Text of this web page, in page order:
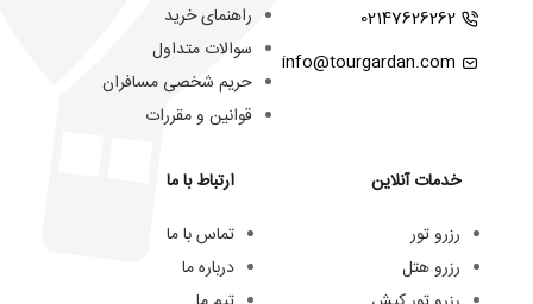
02147626262
info@tourgardan.com
خدمات آنلاین
رزرو تور
رزرو هتل
راهنمای خرید
سوالات متداول
حریم شخصی مسافران
قوانین و مقررات
ارتباط با ما
تماس با ما
درباره ما